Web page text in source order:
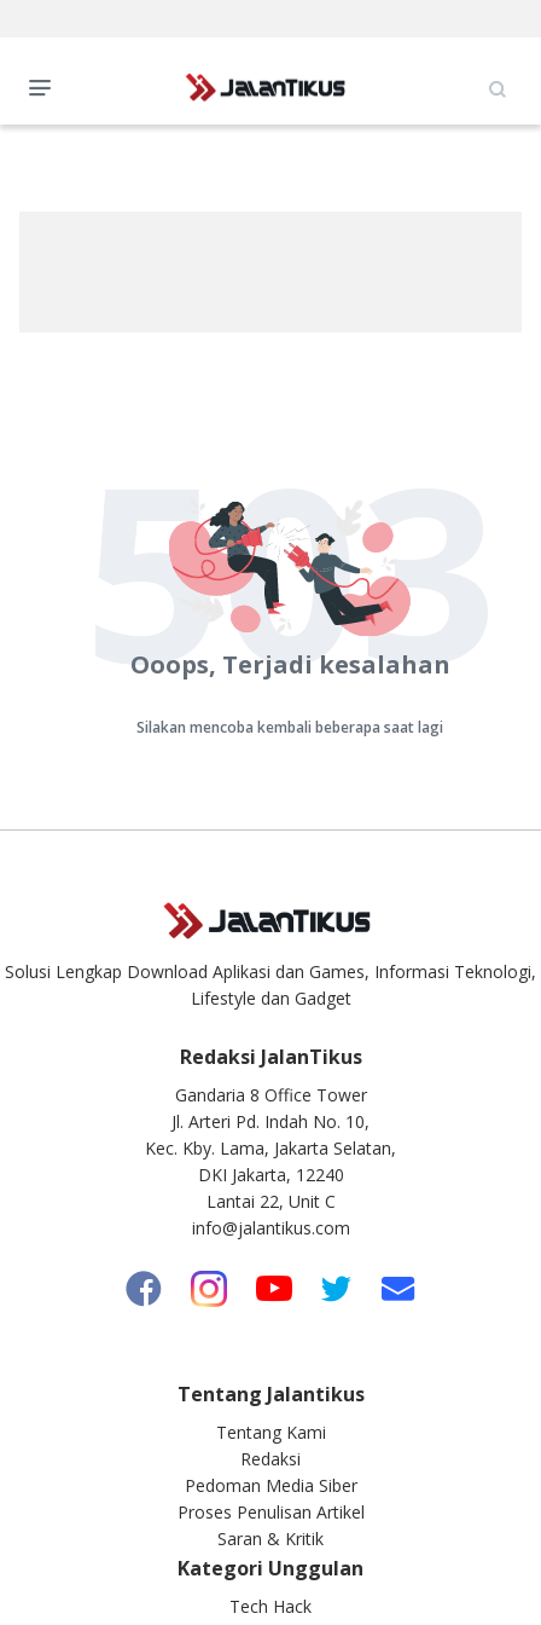
503
Ooops, Terjadi kesalahan
Silakan mencoba kembali beberapa saat lagi
Solusi Lengkap Download Aplikasi dan Games, Informasi Teknologi,
Lifestyle dan Gadget
Redaksi JalanTikus
Gandaria 8 Office Tower
Jl. Arteri Pd. Indah No. 10,
Kec. Kby. Lama, Jakarta Selatan,
DKI Jakarta, 12240
Lantai 22, Unit C
info@jalantikus.com
Tentang Jalantikus
Tentang Kami
Redaksi
Pedoman Media Siber
Proses Penulisan Artikel
Saran & Kritik
Kategori Unggulan
Tech Hack